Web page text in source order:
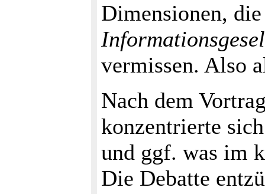
Dimensionen,
vermissen. Also
Nach dem
konzentrierte
und ggf. was im
Die Debatte